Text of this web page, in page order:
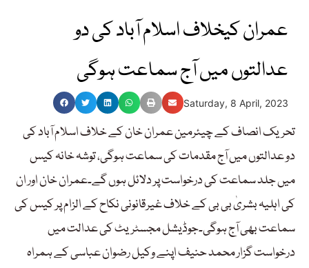
عمران کیخلاف اسلام آباد کی دو
عدالتوں میں آج سماعت ہوگی
Saturday, 8 April, 2023
تحریک انصاف کے چیئرمین عمران خان کے خلاف اسلام آباد کی
دو عدالتوں میں آج مقدمات کی سماعت ہوگی، توشہ خانہ کیس
میں جلد سماعت کی درخواست پر دلائل ہوں گے۔عمران خان اور ان
کی اہلیہ بشریٰ بی بی کے خلاف غیرقانونی نکاح کے الزام پر کیس کی
سماعت بھی آج ہوگی۔جوڈیشل مجسٹریٹ کی عدالت میں
درخواست گزار محمد حنیف اپنے وکیل رضوان عباسی کے ہمراہ